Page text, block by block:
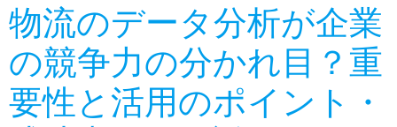
物流のデータ分析が企業
の競争力の分かれ目？重
要性と活用のポイント・